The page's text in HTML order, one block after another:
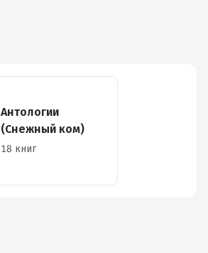
Антологии
(Снежный ком)
18 книг